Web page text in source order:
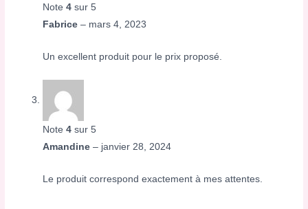
Note4 sur 5
Fabrice– mars 4, 2023
Un excellent produit pour le prix proposé.
Note4 sur 5
Amandine– janvier 28, 2024
Le produit correspond exactement à mes attentes.